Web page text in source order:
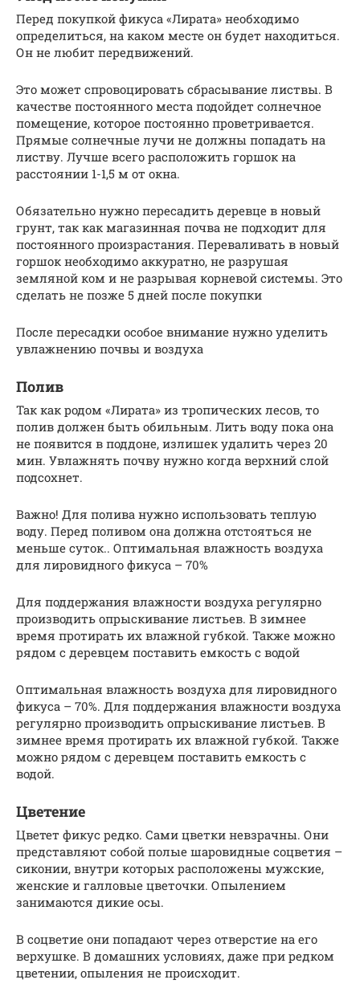
Перед покупкой фикуса «Лирата» необходимо
определиться, на каком месте он будет находиться.
Он не любит передвижений.
Это может спровоцировать сбрасывание листвы. В
качестве постоянного места подойдет солнечное
помещение, которое постоянно проветривается.
Прямые солнечные лучи не должны попадать на
листву. Лучше всего расположить горшок на
расстоянии 1-1,5 м от окна.
Обязательно нужно пересадить деревце в новый
грунт, так как магазинная почва не подходит для
постоянного произрастания. Переваливать в новый
горшок необходимо аккуратно, не разрушая
земляной ком и не разрывая корневой системы. Это
сделать не позже 5 дней после покупки
После пересадки особое внимание нужно уделить
увлажнению почвы и воздуха
Полив
Так как родом «Лирата» из тропических лесов, то
полив должен быть обильным. Лить воду пока она
не появится в поддоне, излишек удалить через 20
мин. Увлажнять почву нужно когда верхний слой
подсохнет.
Важно! Для полива нужно использовать теплую
воду. Перед поливом она должна отстояться не
меньше суток.. Оптимальная влажность воздуха
для лировидного фикуса – 70%
Для поддержания влажности воздуха регулярно
производить опрыскивание листьев. В зимнее
время протирать их влажной губкой. Также можно
рядом с деревцем поставить емкость с водой
Оптимальная влажность воздуха для лировидного
фикуса – 70%. Для поддержания влажности воздуха
регулярно производить опрыскивание листьев. В
зимнее время протирать их влажной губкой. Также
можно рядом с деревцем поставить емкость с
водой.
Цветение
Цветет фикус редко. Сами цветки невзрачны. Они
представляют собой полые шаровидные соцветия –
сиконии, внутри которых расположены мужские,
женские и галловые цветочки. Опылением
занимаются дикие осы.
В соцветие они попадают через отверстие на его
верхушке. В домашних условиях, даже при редком
цветении, опыления не происходит.